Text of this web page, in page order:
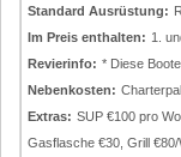
Standard Ausrüstung:
Im Preis enthalten: 1.
Revierinfo: * Diese
Nebenkosten:
Extras: SUP €100 pro
Gasflasche €30, Grill €80/